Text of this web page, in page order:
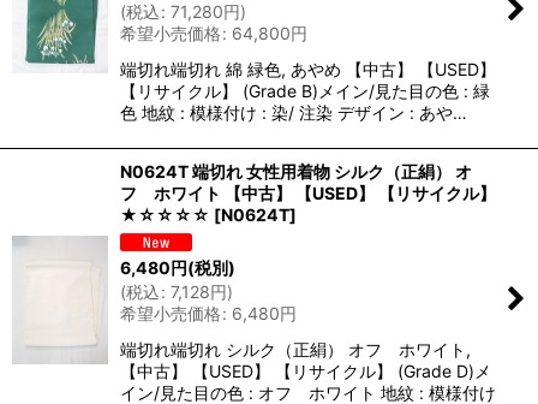
(税込: 71,280円)
希望小売価格: 64,800円
端切れ端切れ 綿 緑色, あやめ 【中古】 【USED】
【リサイクル】 (Grade B)メイン/見た目の色 : 緑
色 地紋 : 模様付け : 染/ 注染 デザイン : あや…
N0624T 端切れ 女性用着物 シルク（正絹） オ
フ ホワイト 【中古】 【USED】 【リサイクル】
★☆☆☆☆ [N0624T]
6,480円(税別)
(税込: 7,128円)
希望小売価格: 6,480円
端切れ端切れ シルク（正絹） オフ ホワイト,
【中古】 【USED】 【リサイクル】 (Grade D)メ
イン/見た目の色 : オフ ホワイト 地紋 : 模様付け